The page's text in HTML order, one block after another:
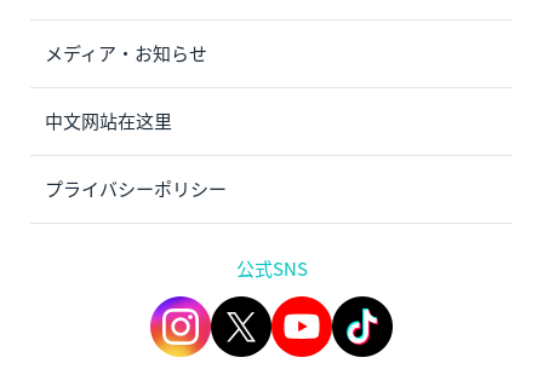
メディア・お知らせ
中文网站在这里
プライバシーポリシー
公式SNS